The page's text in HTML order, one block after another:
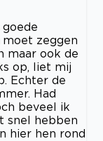
zeggen
maar ook de
op, liet mij
Echter de
Had
beveel ik
snel hebben
hier hen rond